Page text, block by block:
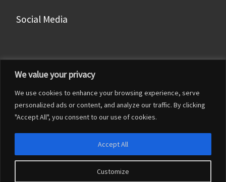
We value your privacy
We use cookies to enhance your browsing experience, serve
personalized ads or content, and analyze our traffic. By clicking
"Accept All", you consent to our use of cookies.
Customize
Accept All
Social Media
Facebook
LinkedIn
Francesco Franceschi– Tutti i diritti riservati